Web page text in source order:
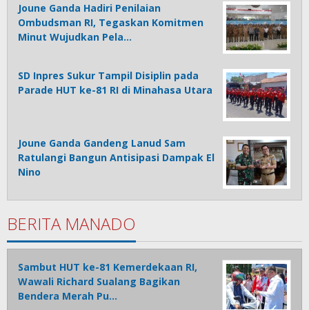
Joune Ganda Hadiri Penilaian
Ombudsman RI, Tegaskan Komitmen
Minut Wujudkan Pela…
SD Inpres Sukur Tampil Disiplin pada
Parade HUT ke-81 RI di Minahasa Utara
Joune Ganda Gandeng Lanud Sam
Ratulangi Bangun Antisipasi Dampak El
Nino
BERITA MANADO
Sambut HUT ke-81 Kemerdekaan RI,
Wawali Richard Sualang Bagikan
Bendera Merah Pu…